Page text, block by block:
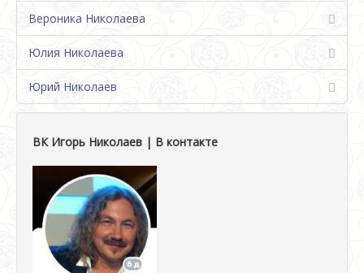
Вероника Николаева
Юлия Николаева
Юрий Николаев
ВК Игорь Николаев | В контакте